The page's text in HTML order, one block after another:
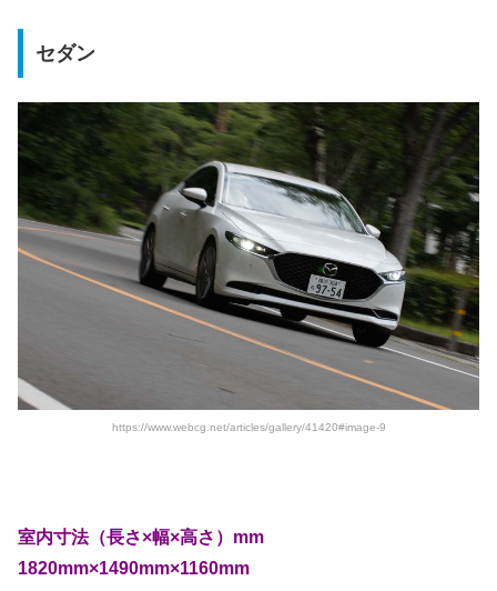
セダン
https://www.webcg.net/articles/gallery/41420#image-9
室内寸法（長さ×幅×高さ）mm
1820mm×1490mm×1160mm